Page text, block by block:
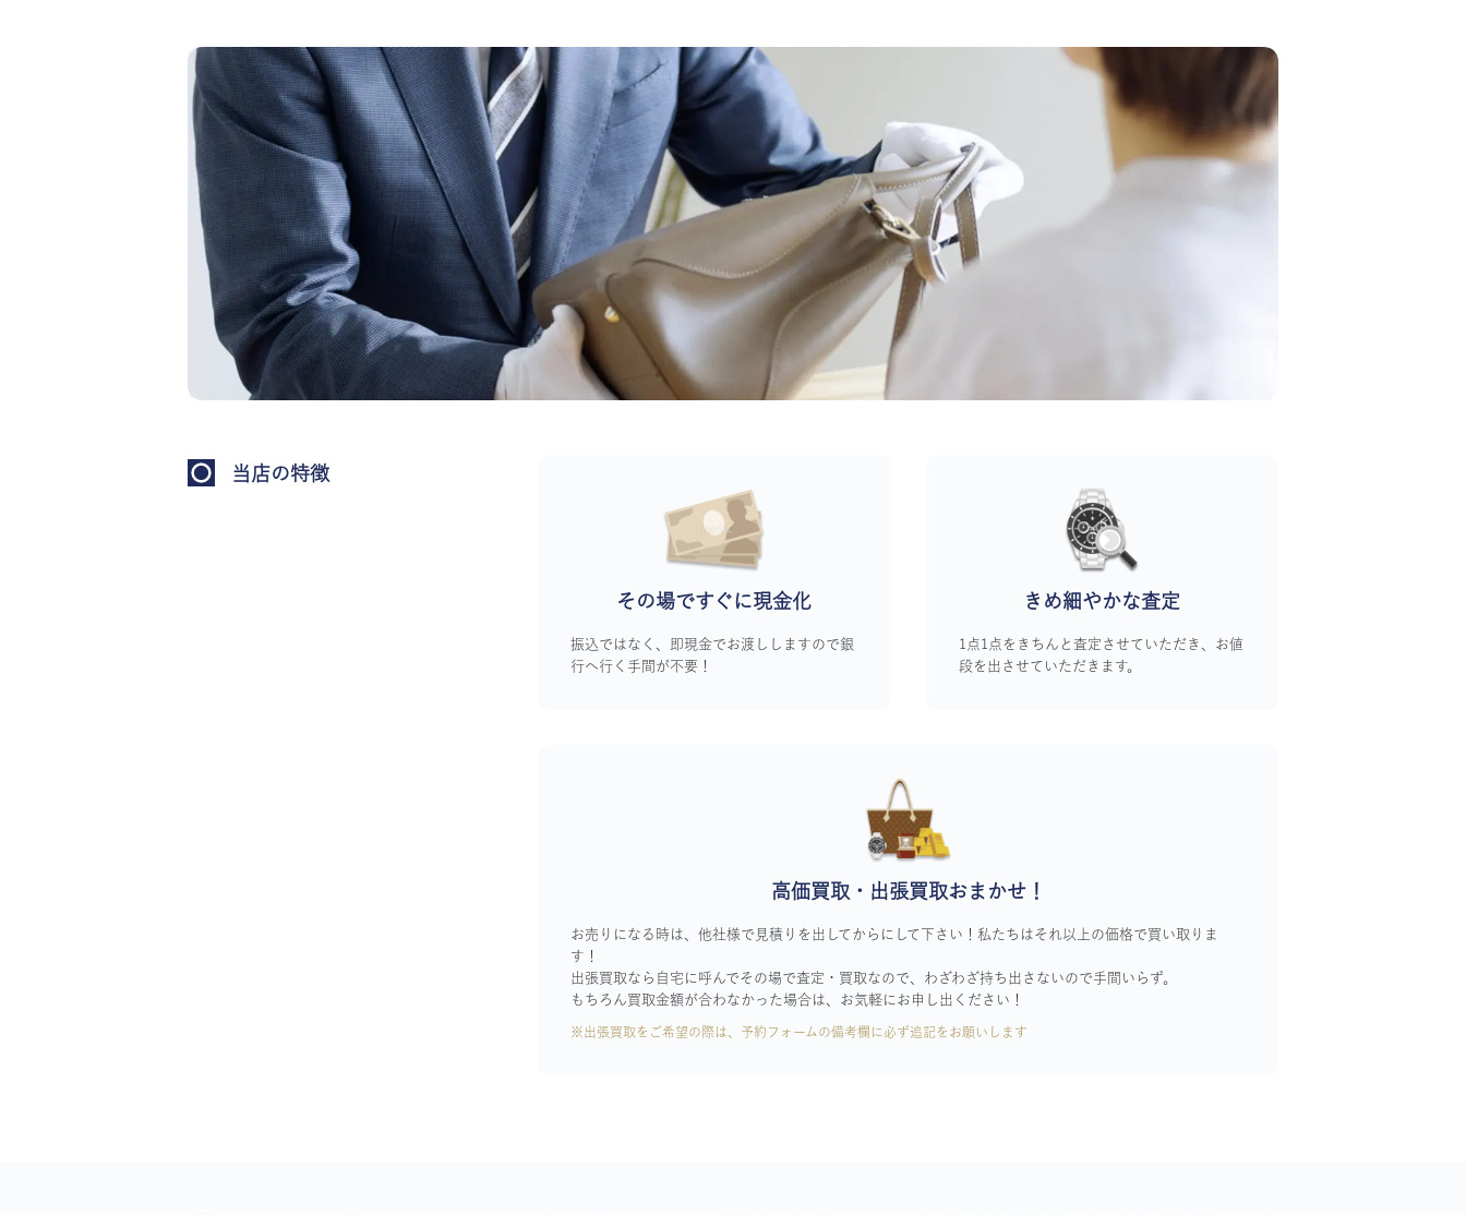
当店の特徴
その場ですぐに現金化
振込ではなく、即現金でお渡ししますので銀
行へ行く手間が不要！
きめ細やかな査定
1点1点をきちんと査定させていただき、お値
段を出させていただきます。
高価買取・出張買取おまかせ！
お売りになる時は、他社様で見積りを出してからにして下さい！私たちはそれ以上の価格で買い取りま
す！
出張買取なら自宅に呼んでその場で査定・買取なので、わざわざ持ち出さないので手間いらず。
もちろん買取金額が合わなかった場合は、お気軽にお申し出ください！
※出張買取をご希望の際は、予約フォームの備考欄に必ず追記をお願いします